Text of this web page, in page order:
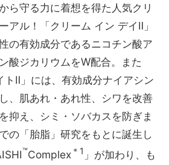
ら守る力に着想を得た人気クリ
アル！「クリーム イン デイⅡ」
の有効成分であるニコチン酸ア
酸ジカリウムをW配合。また
トⅡ」には、有効成分ナイアシン
、肌あれ・あれ性、シワを改善
抑え、シミ・ソバカスを防ぎま
の「胎脂」研究をもとに誕生し
™Complex ＊1 」が加わり、も